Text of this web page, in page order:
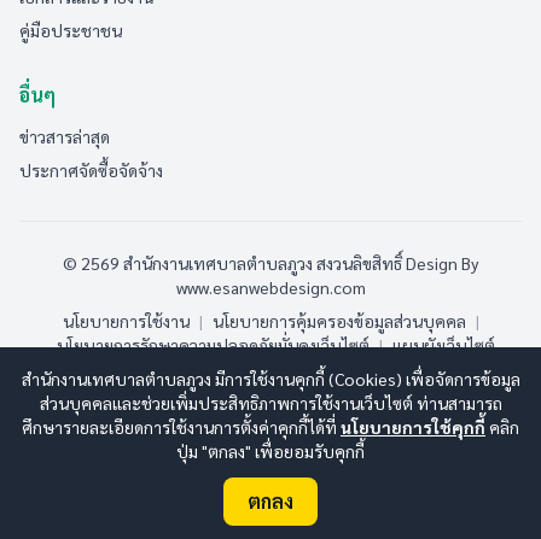
คู่มือประชาชน
อื่นๆ
ข่าวสารล่าสุด
ประกาศจัดซื้อจัดจ้าง
© 2569 สำนักงานเทศบาลตำบลภูวง สงวนลิขสิทธิ์Design By
www.esanwebdesign.com
นโยบายการใช้งาน | นโยบายการคุ้มครองข้อมูลส่วนบุคคล |
นโยบายการรักษาความปลอดภัยมั่นคงเว็บไซต์ | แผนผังเว็บไซต์
ออนไลน์:10 ทั้งหมด:191 (ดูสถิติทั้งหมด)
สำนักงานเทศบาลตำบลภูวง มีการใช้งานคุกกี้ (Cookies) เพื่อจัดการข้อมูล
ส่วนบุคคลและช่วยเพิ่มประสิทธิภาพการใช้งานเว็บไซต์ ท่านสามารถ
ศึกษารายละเอียดการใช้งานการตั้งค่าคุกกี้ได้ที่ นโยบายการใช้คุกกี้ คลิก
ปุ่ม "ตกลง" เพื่อยอมรับคุกกี้
ตกลง